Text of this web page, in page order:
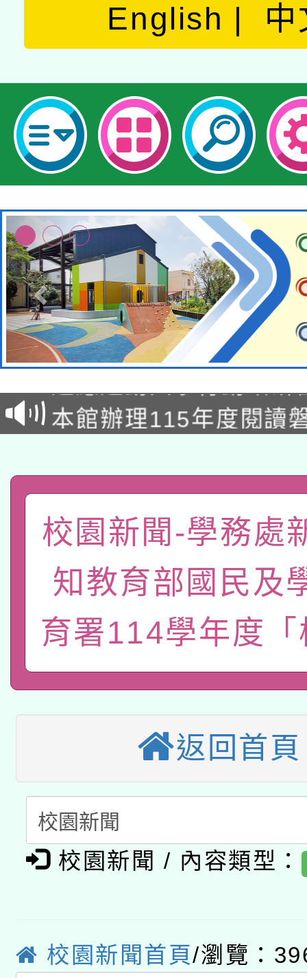
English 中
本校115學年度第2次
招)
適應運動共學行動站研
本館辦理115年度閱讀
科技賦能─人工智慧
礎課程
A3數位素養講師名單
「數位內容與教學軟
pilot」
有關大陸委員會函釋公
薪期間赴陸應申請許可
轉知經濟部水利署委託
業技術研究院辦理「
動」
115年8月22日(星期六
桃園市孔廟祈福系列
開 智慧啟航」
2026年桃園地景藝術
本校115學年度第2次
招甄選結果公告(無人
適應運動共學行動站研
本館辦理115年度閱讀
暨閱讀推動專業研習
科技賦能─人工智慧
礎課程
A3數位素養講師名單
「數位內容與教學軟
業技術研究院辦理「
115年8月22日(星期六
校園新聞-學務處
知教育部國民及
育署114學年度
返回首頁
校園新聞 / 內容類型：
校園新聞首頁/瀏覽：